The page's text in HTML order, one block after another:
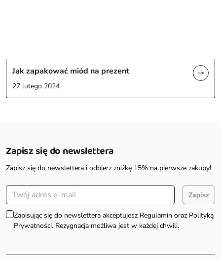
Jak zapakować miód na prezent
27 lutego 2024
Zapisz się do newslettera
Zapisz się do newslettera i odbierz zniżkę 15% na pierwsze zakupy!
Zapisz
Zapisując się do newslettera akceptujesz Regulamin oraz Polityką
Prywatności. Rezygnacja możliwa jest w każdej chwili.